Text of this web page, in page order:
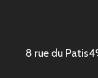
8 rue du Patis